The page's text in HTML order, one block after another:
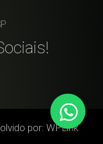
por: WPLink